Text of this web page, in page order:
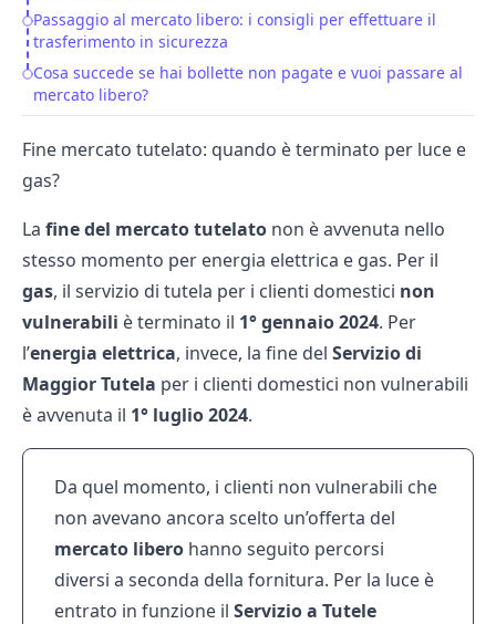
Passaggio al mercato libero: i consigli per effettuare il
trasferimento in sicurezza
Cosa succede se hai bollette non pagate e vuoi passare al
mercato libero?
Fine mercato tutelato: quando è terminato per luce e
gas?
La fine del mercato tutelato non è avvenuta nello
stesso momento per energia elettrica e gas. Per il
gas, il servizio di tutela per i clienti domestici non
vulnerabili è terminato il 1° gennaio 2024. Per
l’energia elettrica, invece, la fine del Servizio di
Maggior Tutela per i clienti domestici non vulnerabili
è avvenuta il 1° luglio 2024.
Da quel momento, i clienti non vulnerabili che
non avevano ancora scelto un’offerta del
mercato libero hanno seguito percorsi
diversi a seconda della fornitura. Per la luce è
entrato in funzione il Servizio a Tutele